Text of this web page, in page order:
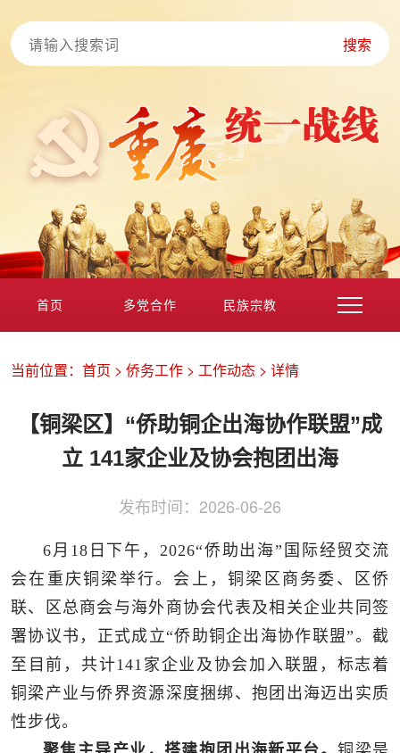
搜索
首页 多党合作 民族宗教
侨务工作 区县动态 统战历史文化
当前位置： 首页 > 侨务工作 > 工作动态 > 详情
【铜梁区】“侨助铜企出海协作联盟”成
立 141家企业及协会抱团出海
发布时间： 2026-06-26
6月18日下午，2026“侨助出海”国际经贸交流
会在重庆铜梁举行。会上，铜梁区商务委、区侨
联、区总商会与海外商协会代表及相关企业共同签
署协议书，正式成立“侨助铜企出海协作联盟”。截
至目前，共计141家企业及协会加入联盟，标志着
铜梁产业与侨界资源深度捆绑、抱团出海迈出实质
性步伐。